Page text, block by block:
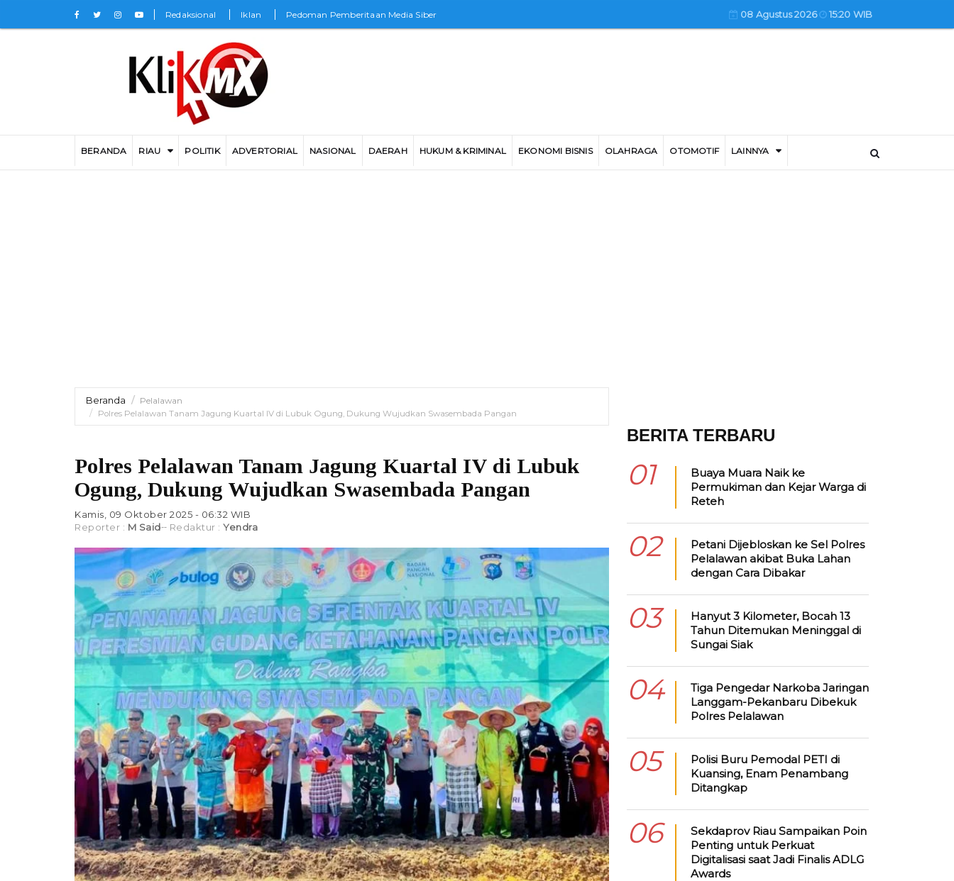
Redaksional Iklan Pedoman Pemberitaan Media Siber 08 Agustus 2026 15:20 WIB
BERANDA RIAU POLITIK ADVERTORIAL NASIONAL DAERAH HUKUM & KRIMINAL EKONOMI BISNIS OLAHRAGA OTOMOTIF LAINNYA
Beranda
Pelalawan
Polres Pelalawan Tanam Jagung Kuartal IV di Lubuk Ogung, Dukung Wujudkan Swasembada Pangan
Polres Pelalawan Tanam Jagung Kuartal IV di Lubuk
Ogung, Dukung Wujudkan Swasembada Pangan
Kamis, 09 Oktober 2025 - 06:32 WIB
Reporter : M Said Redaktur : Yendra
BERITA TERBARU
01
Buaya Muara Naik ke
Permukiman dan Kejar Warga di
Reteh
02
Petani Dijebloskan ke Sel Polres
Pelalawan akibat Buka Lahan
dengan Cara Dibakar
03
Hanyut 3 Kilometer, Bocah 13
Tahun Ditemukan Meninggal di
Sungai Siak
04
Tiga Pengedar Narkoba Jaringan
Langgam-Pekanbaru Dibekuk
Polres Pelalawan
05
Polisi Buru Pemodal PETI di
Kuansing, Enam Penambang
Ditangkap
06
Sekdaprov Riau Sampaikan Poin
Penting untuk Perkuat
Digitalisasi saat Jadi Finalis ADLG
Awards